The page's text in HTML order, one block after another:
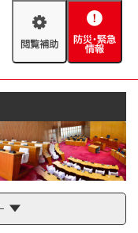
閲
助
防
緊
情
報
設置箇所